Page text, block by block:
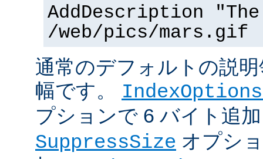
AddDescription
/web/pics/mars.gif
通常のデフォルトの説
幅です。
プションで 6 バイト追
SuppressSize オプシ